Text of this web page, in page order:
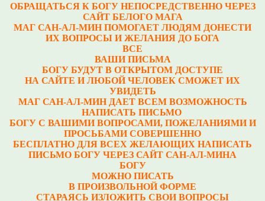
ОБРАЩАТЬСЯ К БОГУ НЕПОСРЕДСТВЕННО ЧЕРЕЗ
САЙТ БЕЛОГО МАГА
МАГ САН-АЛ-МИН ПОМОГАЕТ ЛЮДЯМ ДОНЕСТИ
ИХ ВОПРОСЫ И ЖЕЛАНИЯ ДО БОГА
ВСЕ
ВАШИ ПИСЬМА
БОГУ БУДУТ В ОТКРЫТОМ ДОСТУПЕ
НА САЙТЕ И ЛЮБОЙ ЧЕЛОВЕК СМОЖЕТ ИХ
УВИДЕТЬ
МАГ САН-АЛ-МИН ДАЕТ ВСЕМ ВОЗМОЖНОСТЬ
НАПИСАТЬ ПИСЬМО
БОГУ С ВАШИМИ ВОПРОСАМИ, ПОЖЕЛАНИЯМИ И
ПРОСЬБАМИ СОВЕРШЕННО
БЕСПЛАТНО ДЛЯ ВСЕХ ЖЕЛАЮЩИХ НАПИСАТЬ
ПИСЬМО БОГУ ЧЕРЕЗ САЙТ САН-АЛ-МИНА
БОГУ
МОЖНО ПИСАТЬ
В ПРОИЗВОЛЬНОЙ ФОРМЕ
СТАРАЯСЬ ИЗЛОЖИТЬ СВОИ ВОПРОСЫ